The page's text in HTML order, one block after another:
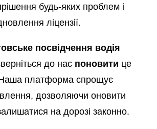
будь-яких проблем і
ліцензії.
посвідчення водія
до нас поновити це
платформа спрощує
дозволяючи оновити
на дорозі законно.